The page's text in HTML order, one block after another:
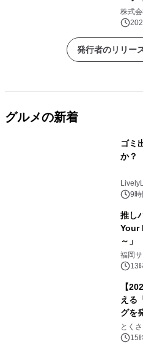
クリ
株式
発行者のリリー
グルメの新着
ゴミ
か？
9時
推し
Your
～」
福岡
13
【
える
グを
とく
15